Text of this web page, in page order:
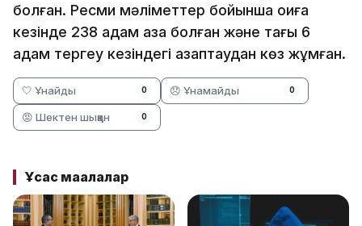
болған. Ресми мәліметтер бойынша оқиға
кезінде 238 адам қаза болған және тағы 6
адам тергеу кезіндегі азаптаудан көз жұмған.
🤍 Ұнайды 0 😞 Ұнамайды 0
😡 Шектен шыққан 0
Ұқсас мақалалар